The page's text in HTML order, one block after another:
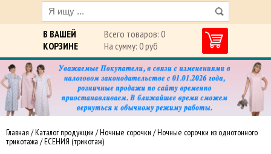
В ВАШЕЙ
КОРЗИНЕ
Всего товаров: 0
На сумму: 0 руб
Главная /Каталог продукции /Ночные сорочки /Ночные сорочки из однотонного
трикотажа /ЕСЕНИЯ (трикотаж)